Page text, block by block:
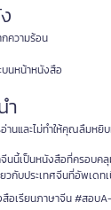
กความร้อน
บนหน้าหนังสือ
ำ
านและไม่ทำให้คุณลืมห
นี้เป็นหนังสือที่ครอบค
กับประเทศจีนที่อัพเด
เรียนภาษาจีน #สอบ